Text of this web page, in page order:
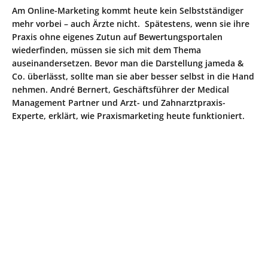
Am Online-Marketing kommt heute kein Selbstständiger
mehr vorbei – auch Ärzte nicht. Spätestens, wenn sie ihre
Praxis ohne eigenes Zutun auf Bewertungsportalen
wiederfinden, müssen sie sich mit dem Thema
auseinandersetzen. Bevor man die Darstellung jameda &
Co. überlässt, sollte man sie aber besser selbst in die Hand
nehmen. André Bernert, Geschäftsführer der Medical
Management Partner und Arzt- und Zahnarztpraxis-
Experte, erklärt, wie Praxismarketing heute funktioniert.